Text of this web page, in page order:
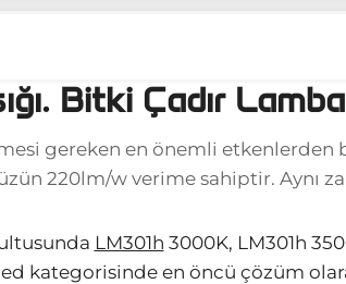
Bitki Çadır
gereken en önemli etkenlerden
220lm/w verime sahiptir. Aynı
LM301h 3000K, LM301h
kategorisinde en öncü çözüm